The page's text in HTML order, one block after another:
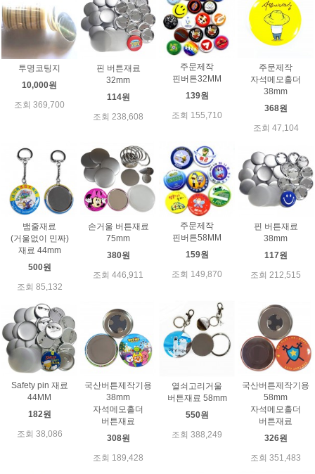
투명코팅지
10,000원
조회 369,700
핀 버튼재료
32mm
114원
조회 238,608
주문제작
핀버튼32MM
139원
조회 155,710
주문제작
자석메모홀더
38mm
368원
조회 47,104
뱀줄재료
(거울없이 민짜)
재료 44mm
500원
조회 85,132
손거울 버튼재료
75mm
380원
조회 446,911
주문제작
핀버튼58MM
159원
조회 149,870
핀 버튼재료
38mm
117원
조회 212,515
Safety pin 재료
44MM
182원
조회 38,086
국산버튼제작기용
38mm
자석메모홀더
버튼재료
308원
조회 189,428
열쇠고리거울
버튼재료 58mm
550원
조회 388,249
국산버튼제작기용
58mm
자석메모홀더
버튼재료
326원
조회 351,483